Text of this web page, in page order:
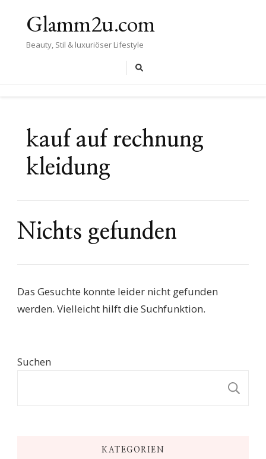
Glamm2u.com
Beauty, Stil & luxuriöser Lifestyle
kauf auf rechnung
kleidung
Nichts gefunden
Das Gesuchte konnte leider nicht gefunden
werden. Vielleicht hilft die Suchfunktion.
Suchen
KATEGORIEN